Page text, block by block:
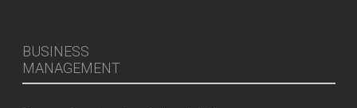
BUSINESS
MANAGEMENT